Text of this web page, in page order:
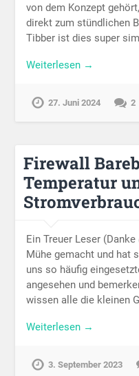
von dem Konzept
direkt zum stündlichen
Tibber ist dies super
Weiterlesen →
27. Juni 2024 2
Firewall
Temperatur
Ein Treuer Leser
Mühe gemacht und hat
uns so häufig
angesehen und
wissen alle die kleinen
Weiterlesen →
3. September 2023